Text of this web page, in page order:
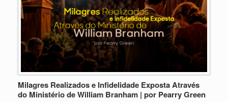
Milagres Realizados e Infidelidade Exposta Através
do Ministério de William Branham | por Pearry Green